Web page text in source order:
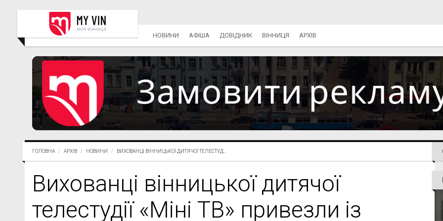
НОВИНИ АФІША ДОВІДНИК ВІННИЦЯ АРХІВ
ГОЛОВНА АРХІВ НОВИНИ ВИХОВАНЦІ ВІННИЦЬКОЇ ДИТЯЧОЇ ТЕЛЕСТУД...
Вихованці вінницької дитячої
телестудії «Міні ТВ» привезли із